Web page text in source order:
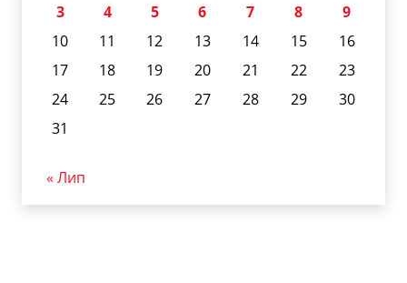
3
4 5 6 7 8
9
10
11 12 13 14 15
16
17
18 19 20 21 22
23
24
25 26 27 28 29
30
31
« Лип